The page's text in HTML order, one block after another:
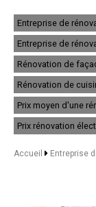
Entreprise de
Entreprise de
Rénovation de
Rénovation de
Prix moyen d'une
Prix rénovation
Accueil Entreprise